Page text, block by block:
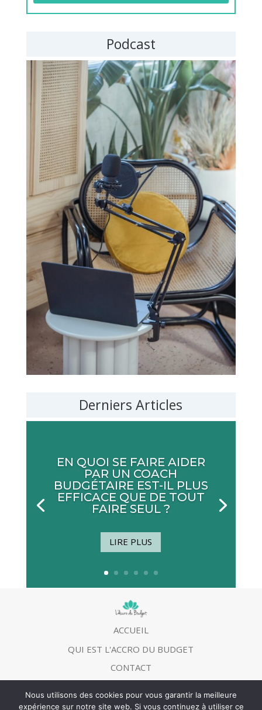
Podcast
Derniers Articles
EN QUOI SE FAIRE AIDER
PAR UN COACH
BUDGÉTAIRE EST-IL PLUS
EFFICACE QUE DE TOUT
FAIRE SEUL ?
LIRE PLUS
ACCUEIL
QUI EST L'ACCRO DU BUDGET
CONTACT
Nous utilisons des cookies pour vous garantir la meilleure
expérience sur notre site web. Si vous continuez à utiliser ce